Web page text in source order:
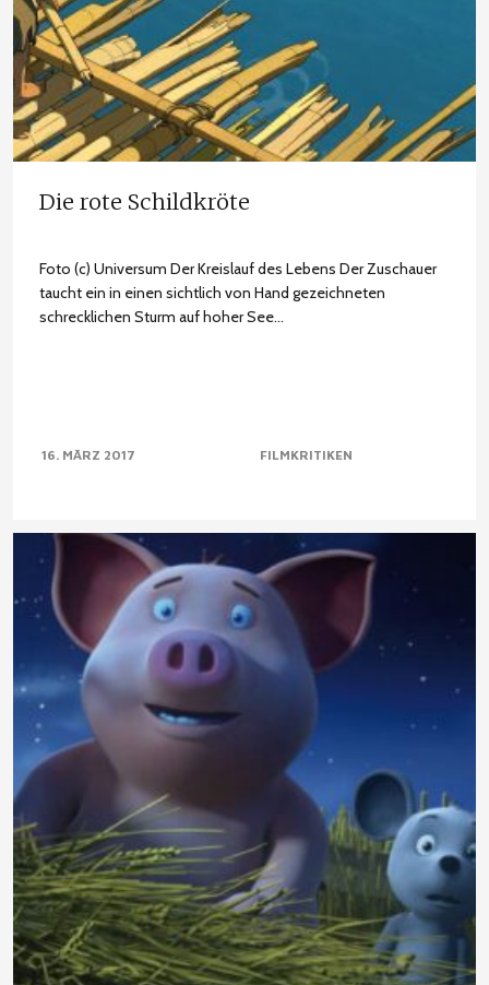
Die rote Schildkröte
Foto (c) Universum Der Kreislauf des Lebens Der Zuschauer
taucht ein in einen sichtlich von Hand gezeichneten
schrecklichen Sturm auf hoher See...
16. MÄRZ 2017 FILMKRITIKEN